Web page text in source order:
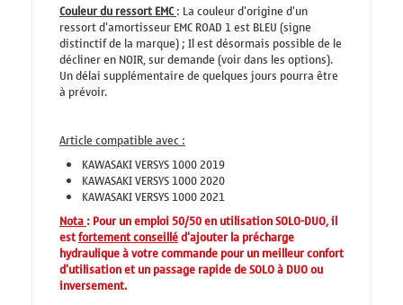
Couleur du ressort EMC: La couleur d'origine d'un
ressort d'amortisseur EMC ROAD 1 est BLEU (signe
distinctif de la marque) ; Il est désormais possible de le
décliner en NOIR, sur demande (voir dans les options).
Un délai supplémentaire de quelques jours pourra être
à prévoir.
Article compatible avec :
KAWASAKI VERSYS 1000 2019
KAWASAKI VERSYS 1000 2020
KAWASAKI VERSYS 1000 2021
Nota: Pour un emploi 50/50 en utilisation SOLO-DUO, il
estfortement conseilléd'ajouter la précharge
hydraulique à votre commande pour un meilleur confort
d'utilisation et un passage rapide de SOLO à DUO ou
inversement.